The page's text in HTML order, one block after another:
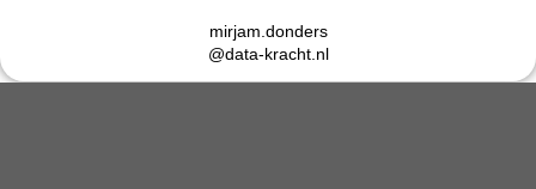
mirjam.donders
@data-kracht.nl